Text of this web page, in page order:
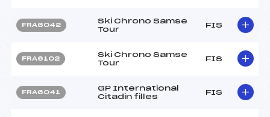
FRA6042
Ski Chrono Samse
Tour
FIS
FRA6102
Ski Chrono Samse
Tour
FIS
FRA6041
GP International
Citadin filles
FIS